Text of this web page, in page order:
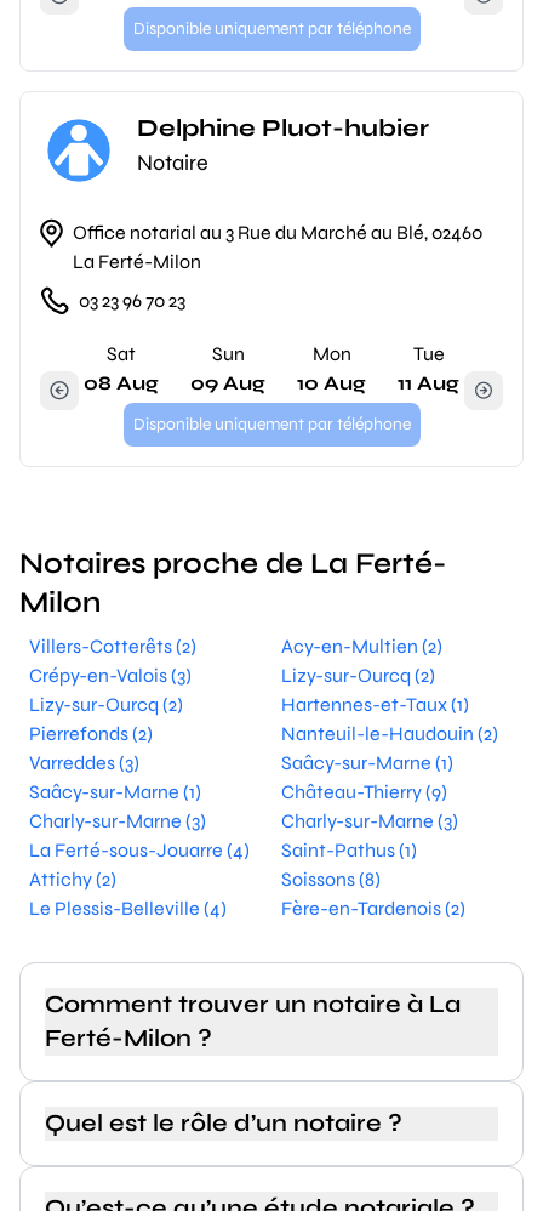
Disponible uniquement par téléphone
Delphine Pluot-hubier
Notaire
Office notarial au 3 Rue du Marché au Blé, 02460
La Ferté-Milon
03 23 96 70 23
Sat
08 Aug
Sun
09 Aug
Mon
10 Aug
Tue
11 Aug
Disponible uniquement par téléphone
Notaires proche de La Ferté-
Milon
Villers-Cotterêts (2)
Acy-en-Multien (2)
Crépy-en-Valois (3)
Lizy-sur-Ourcq (2)
Lizy-sur-Ourcq (2)
Hartennes-et-Taux (1)
Pierrefonds (2)
Nanteuil-le-Haudouin (2)
Varreddes (3)
Saâcy-sur-Marne (1)
Saâcy-sur-Marne (1)
Château-Thierry (9)
Charly-sur-Marne (3)
Charly-sur-Marne (3)
La Ferté-sous-Jouarre (4)
Saint-Pathus (1)
Attichy (2)
Soissons (8)
Le Plessis-Belleville (4)
Fère-en-Tardenois (2)
Comment trouver un notaire à La
Ferté-Milon ?
Quel est le rôle d’un notaire ?